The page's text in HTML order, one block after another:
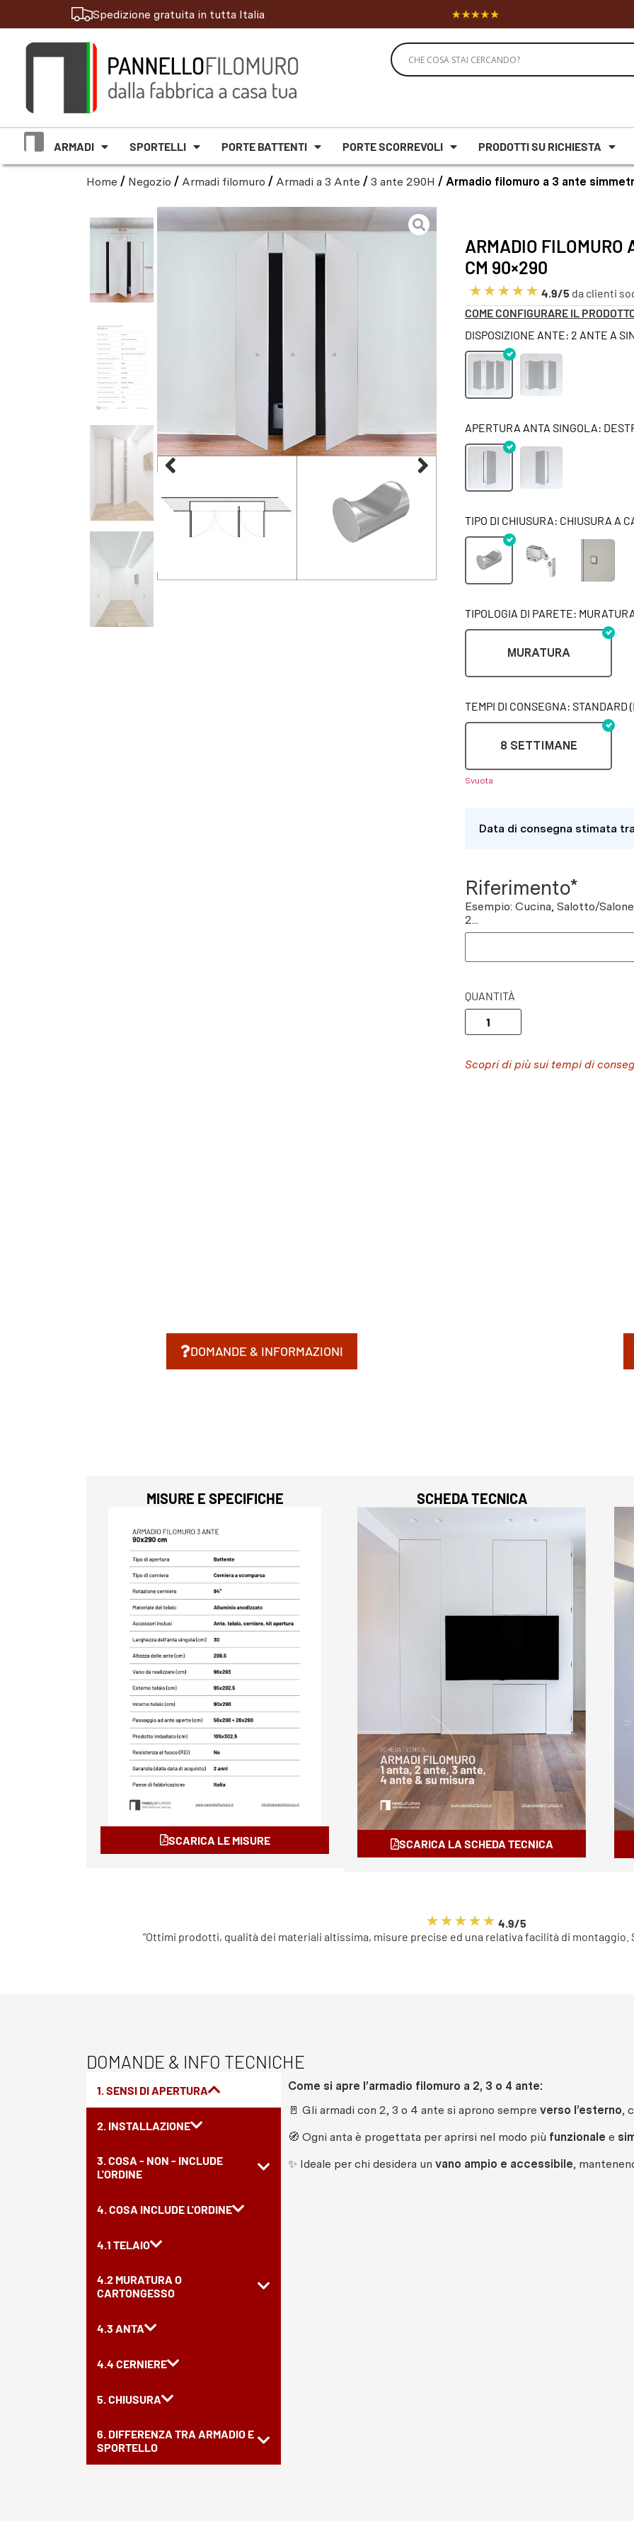
Spedizione gratuita in tutta Italia
ARMADI SPORTELLI PORTE BATTENTI PORTE SCORREVOLI PRODOTTI SU RICHIESTA
Home / Negozio / Armadi filomuro / Armadi a 3 Ante / 3 ante 290H / Armadio filomuro a 3 ante
ARMADIO FILOMURO
CM 90×290
4.9/5 da clienti
COME CONFIGURARE IL
DISPOSIZIONE ANTE: 2 ANTE A
APERTURA ANTA SINGOLA:
TIPO DI CHIUSURA: CHIUSURA A
TIPOLOGIA DI PARETE:
MURATURA
TEMPI DI CONSEGNA: STANDARD
8 SETTIMANE
Svuota
Data di consegna stimata
Riferimento*
Esempio: Cucina, Salotto/
2...
QUANTITÀ
Scopri di più sui tempi di
DOMANDE & INFORMAZIONI
MISURE E SPECIFICHE
SCARICA LE MISURE
SCHEDA TECNICA
SCARICA LA SCHEDA TECNICA
4.9/5
“Ottimi prodotti, qualità dei materiali altissima, misure precise ed una relativa facilità di montaggio.
DOMANDE & INFO TECNICHE
1. SENSI DI APERTURA
2. INSTALLAZIONE
3. COSA - NON - INCLUDE
L'ORDINE
4. COSA INCLUDE L'ORDINE
4.1 TELAIO
4.2 MURATURA O
CARTONGESSO
4.3 ANTA
4.4 CERNIERE
5. CHIUSURA
6. DIFFERENZA TRA ARMADIO E
SPORTELLO
Come si apre l’armadio filomuro a 2, 3 o 4 ante:
🚪 Gli armadi con 2, 3 o 4 ante si aprono sempre verso l’esterno,
🧭 Ogni anta è progettata per aprirsi nel modo più funzionale e
✨ Ideale per chi desidera un vano ampio e accessibile,